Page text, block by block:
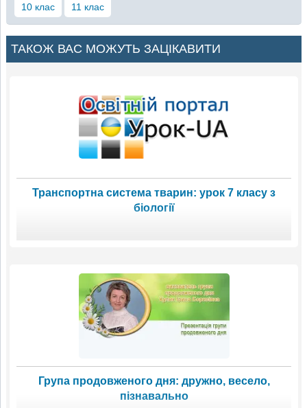
10 клас 11 клас
ТАКОЖ ВАС МОЖУТЬ ЗАЦІКАВИТИ
Транспортна система тварин: урок 7 класу з
біології
Група продовженого дня: дружно, весело,
пізнавально